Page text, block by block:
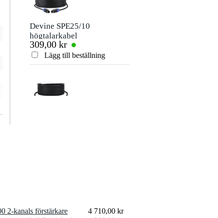
Devine SPE25/10
högtalarkabel
2x2,5 mm2 10
meter
309,00 kr
Lägg till beställning
Procab PSC104
1.5G Fördelardosa
2-kanals förstärkare
4 710,00 kr